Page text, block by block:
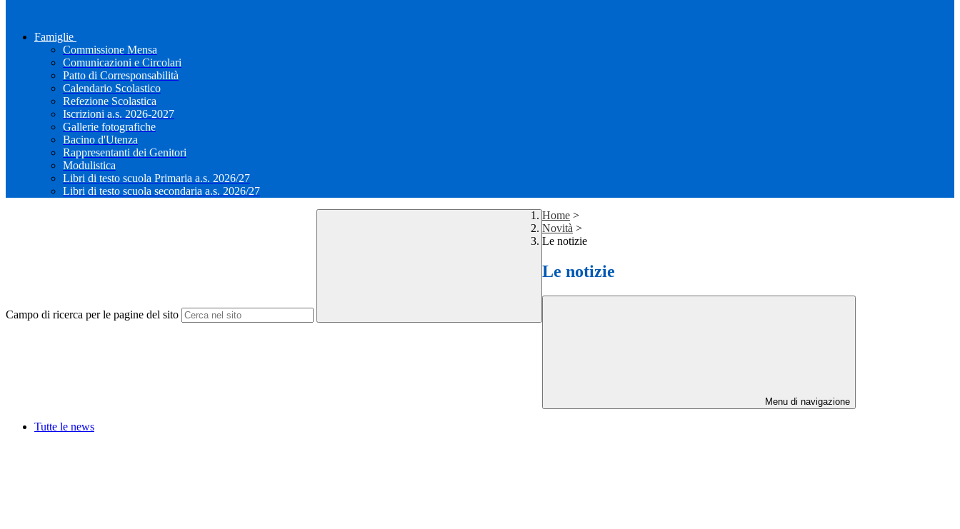
Famiglie
Commissione Mensa
Comunicazioni e Circolari
Patto di Corresponsabilità
Calendario Scolastico
Refezione Scolastica
Iscrizioni a.s. 2026-2027
Gallerie fotografiche
Bacino d'Utenza
Rappresentanti dei Genitori
Modulistica
Libri di testo scuola Primaria a.s. 2026/27
Libri di testo scuola secondaria a.s. 2026/27
Campo di ricerca per le pagine del sito
Home >
Novità >
Le notizie
Le notizie
Menu di navigazione
Tutte le news